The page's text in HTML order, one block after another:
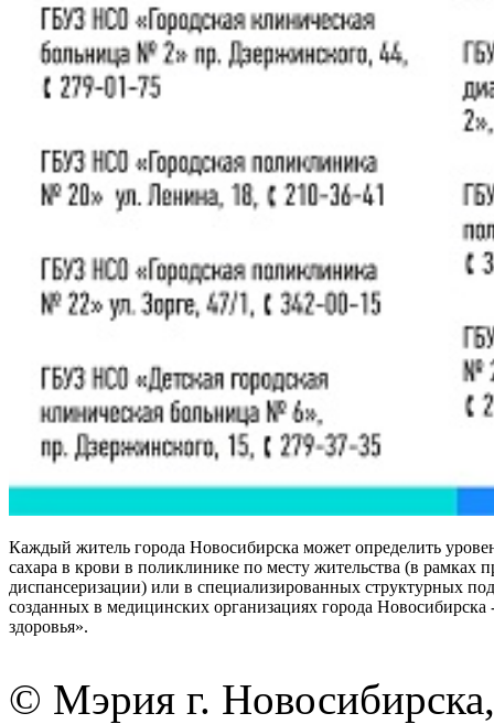
Каждый житель города Новосибирска может определить
сахара в крови в поликлинике по месту жительства (в рамках
диспансеризации) или в специализированных структурных
созданных в медицинских организациях города
здоровья».
© Мэрия г.